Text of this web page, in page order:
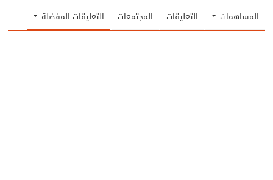
المساهمات التعليقات المجتمعات التعليقات المفضلة